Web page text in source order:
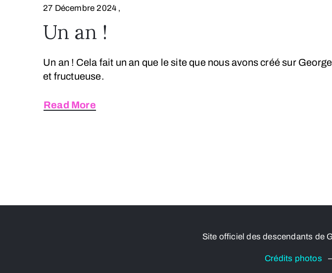
27 Décembre 2024 ‚
Un an !
Un an ! Cela fait un an que le site que nous avons créé sur
et fructueuse.
Read More
Site officiel des descendants de
Crédits photos